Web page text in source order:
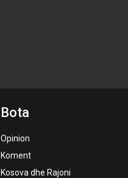
Bota
Opinion
Koment
Kosova dhe Rajoni